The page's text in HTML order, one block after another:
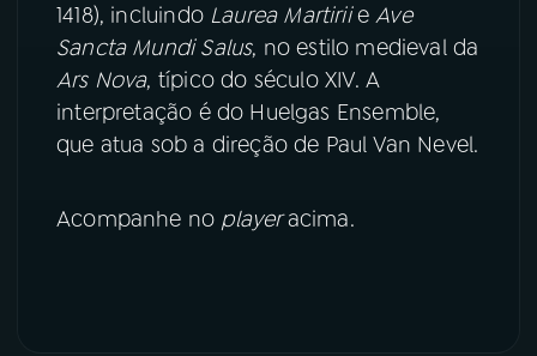
ACOMPANHE A RÁDIO MEC
YouTube Facebook
Instagram X
1418), incluindo Laurea MartiriieAve
Sancta Mundi Salus, no estilo medieval da
Ars Nova, típico do século XIV. A
interpretação é do Huelgas Ensemble,
que atua sob a direção de Paul Van Nevel.
Acompanhe no playeracima.